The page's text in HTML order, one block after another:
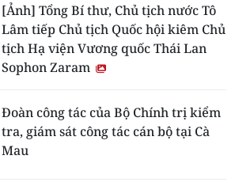
[Ảnh] Tổng Bí thư, Chủ tịch nước Tô
Lâm tiếp Chủ tịch Quốc hội kiêm Chủ
tịch Hạ viện Vương quốc Thái Lan
Sophon Zaram
Đoàn công tác của Bộ Chính trị kiểm
tra, giám sát công tác cán bộ tại Cà
Mau